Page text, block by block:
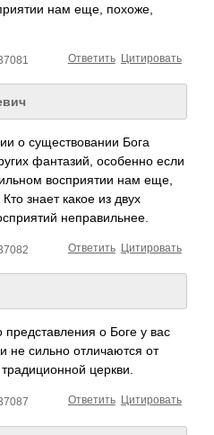
нам еще, похоже,
Цитировать
Ответить
о существовании Бога
фантазий, особенно если
восприятии нам еще,
знает какое из двух
неправильнее.
Цитировать
Ответить
о Боге у вас
не сильно отличаются от
церкви.
Цитировать
Ответить